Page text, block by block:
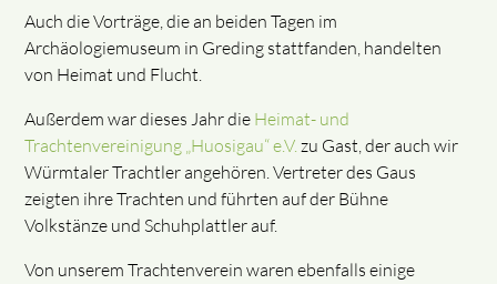
Auch die Vorträge, die an beiden Tagen im
Archäologiemuseum in Greding stattfanden, handelten
von Heimat und Flucht.
Außerdem war dieses Jahr die Heimat- und
Trachtenvereinigung „Huosigau“ e.V.zu Gast, der auch wir
Würmtaler Trachtler angehören. Vertreter des Gaus
zeigten ihre Trachten und führten auf der Bühne
Volkstänze und Schuhplattler auf.
Von unserem Trachtenverein waren ebenfalls einige